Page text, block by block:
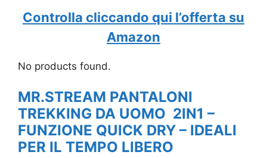
Controlla cliccando qui l’offerta su
Amazon
No products found.
MR.STREAM PANTALONI
TREKKING DA UOMO 2IN1 –
FUNZIONE QUICK DRY – IDEALI
PER IL TEMPO LIBERO